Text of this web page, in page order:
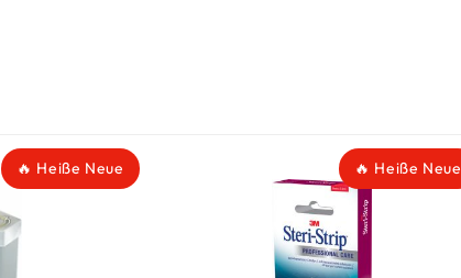
🔥 Heiße Neue 🔥 Heiße Neue